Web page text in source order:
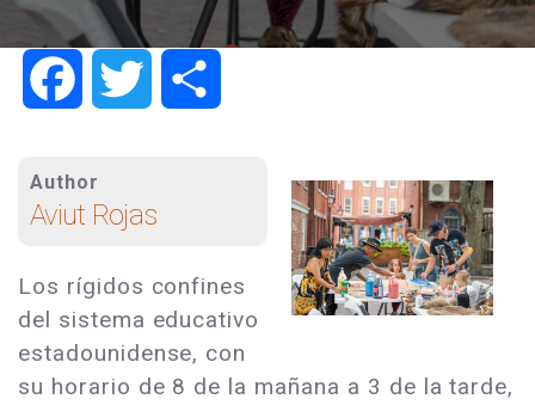
FacebookTwitter
Author
Aviut Rojas
Los rígidos confines
del sistema educativo
estadounidense, con
su horario de 8 de la mañana a 3 de la tarde,